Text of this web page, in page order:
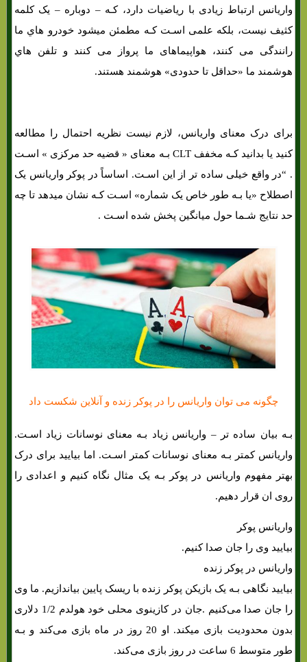
واریانس ارتباط زیادی با ریاضیات دارد، کـه – دوباره – یک کلمه
کثیف نیست، بلکه علمی اسـت کـه مطمئن میشود خودرو هاي‌ ما
رانندگی می کنند، هواپیماهای ما پرواز می کنند و تلفن هاي‌
هوشمند ما «حداقل تا حدودی» هوشمند هستند.
برای درک معنای واریانس، لازم نیست نظریه احتمال را مطالعه
کنید یا بدانید کـه مخفف CLT بـه معنای « قضیه حد مرکزی » اسـت
. “در واقع خیلی ساده تر از این اسـت. اساساً در پوکر واریانس یک
اصطلاح «یا بـه طور خاص یک شماره» اسـت کـه نشان میدهد تا چه
حد نتایج شـما حول میانگین پخش شده اسـت .
چگونه می توان واریانس را در پوکر زنده و آنلاین شکست داد
بـه بیان ساده تر – واریانس زیاد بـه معنای نوسانات زیاد اسـت.
واریانس کمتر بـه معنای نوسانات کمتر اسـت. اما بیایید برای درک
بهتر مفهوم واریانس در پوکر بـه یک مثال نگاه کنیم و اعدادی را
روی ان قرار دهیم.
واریانس پوکر
بیایید وی را جان صدا کنیم.
واریانس در پوکر زنده
بیایید نگاهی بـه یک بازیکن پوکر زنده با ریسک پایین بیاندازیم. ما وی
را جان صدا می‌کنیم .جان در کازینوی محلی خود هولدم 1/2 دلاری
بدون محدودیت بازی میکند. او 20 روز در ماه بازی می‌کند و بـه
طور متوسط ​​6 ساعت در روز بازی می‌کند.